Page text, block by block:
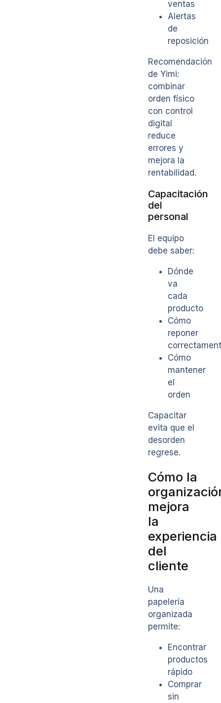
ventas
Alertas
de
reposición
Recomendación
de Yimi:
combinar
orden físico
con control
digital
reduce
errores y
mejora la
rentabilidad.
Capacitación
del
personal
El equipo
debe saber:
Dónde
va
cada
producto
Cómo
reponer
Cómo
mantener
el
orden
Capacitar
evita que el
desorden
regrese.
Cómo la
mejora
la
experiencia
del
cliente
Una
papelería
organizada
permite:
Encontrar
productos
rápido
Comprar
sin